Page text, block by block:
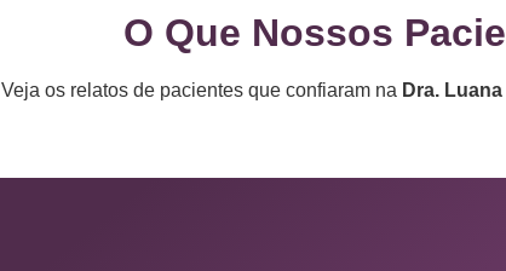
O Que Nossos
Veja os relatos de pacientes que confiaram na Dra.